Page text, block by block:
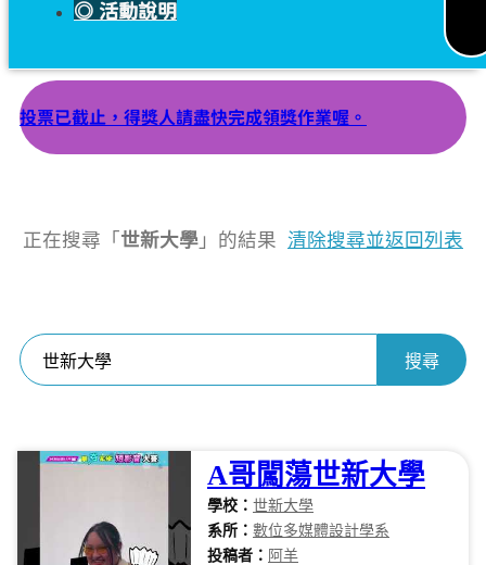
◎ 活動說明
投票已截止，得獎人請盡快完成領獎作業喔。
正在搜尋「 世新大學 」的結果 清除搜尋並返回列表
A哥闖蕩世新大學
學校： 世新大學
系所： 數位多媒體設計學系
投稿者： 阿羊